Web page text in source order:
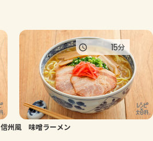
信州風 味噌ラーメン
15分